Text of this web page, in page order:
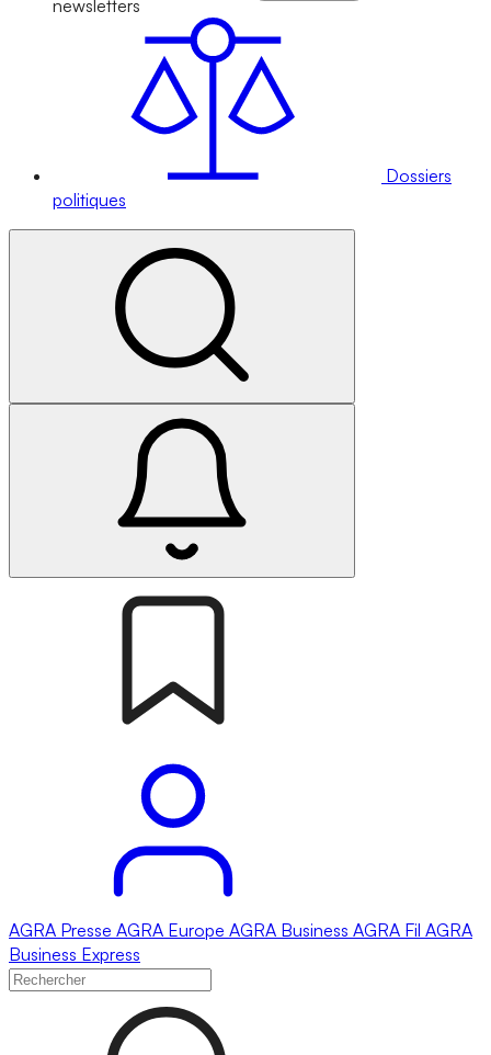
newsletters
Dossiers
politiques
AGRA Presse AGRA Europe AGRA Business AGRA Fil AGRA
Business Express